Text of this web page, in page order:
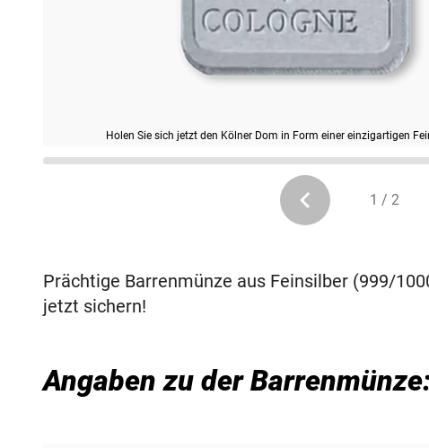
Holen Sie sich jetzt den Kölner Dom in Form einer einzigartigen
1 / 2
Prächtige Barrenmünze aus Feinsilber (999/
jetzt sichern!
Angaben zu der